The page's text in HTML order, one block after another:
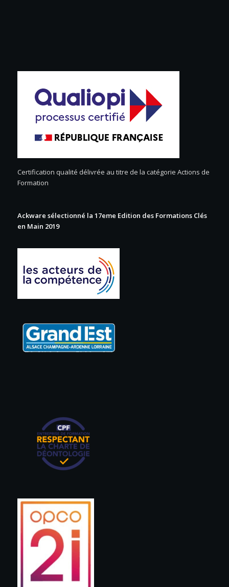
Certification qualité délivrée au titre de la catégorie Actions de
Formation
Ackware sélectionné la 17eme Edition des Formations Clés
en Main 2019